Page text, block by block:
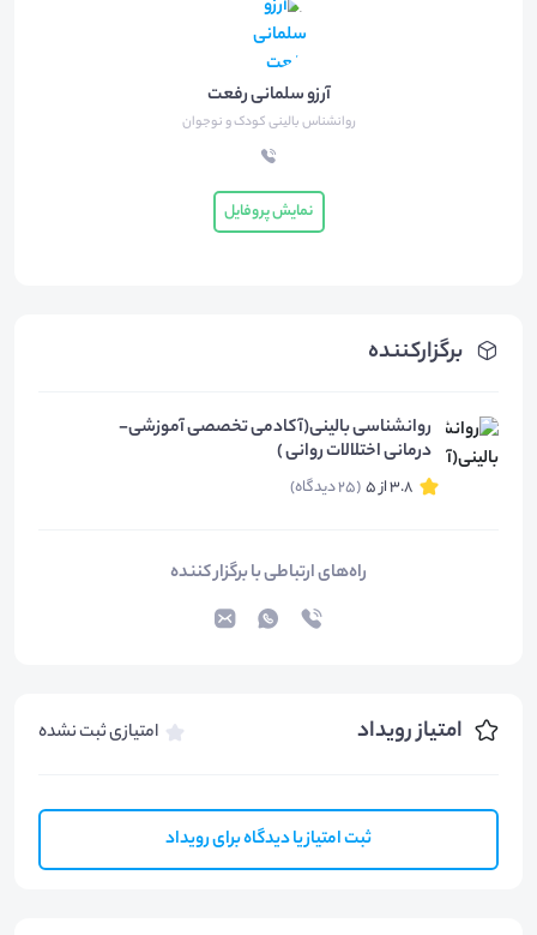
برگزارکننده
روانشناسی بالینی(آکادمی تخصصی آموزشی-
درمانی اختلالات روانی )
3.8 از 5 (25 دیدگاه)
راه‌های ارتباطی با برگزار کننده
امتیاز رویداد امتیازی ثبت نشده
ثبت امتیاز یا دیدگاه برای رویداد
آرزو سلمانی رفعت
روانشناس بالینی کودک و نوجوان
نمایش پروفایل